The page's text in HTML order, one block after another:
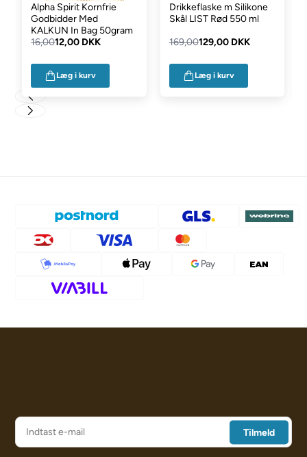
Alpha Spirit Kornfrie
Godbidder Med
KALKUN In Bag 50gram
16,0012,00 DKK
Læg i kurv
Drikkeflaske m Silikone
Skål LIST Rød 550 ml
169,00129,00 DKK
Læg i kurv